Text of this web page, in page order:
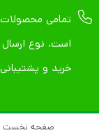
است. نوع ارسال
خرید و پشتیبانی کالاها
صفحه نخست